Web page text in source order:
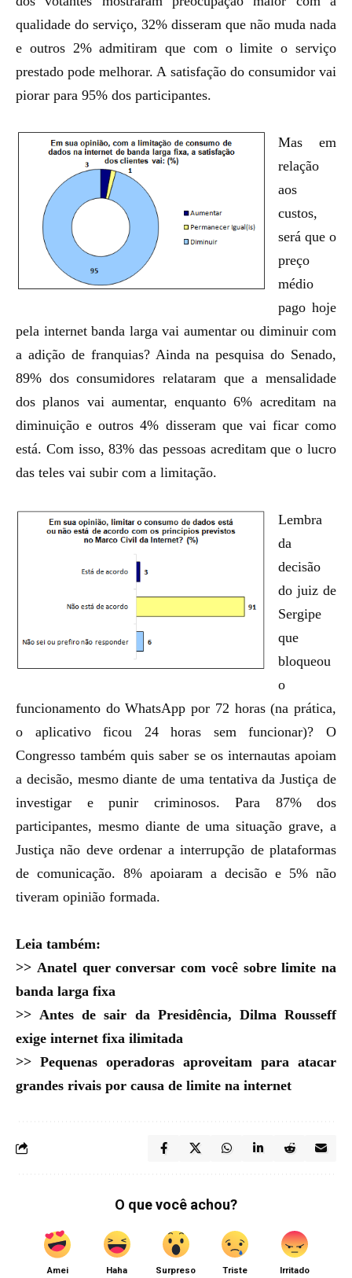
qualidade do serviço, 32% disseram que não muda nada
e outros 2% admitiram que com o limite o serviço
prestado pode melhorar. A satisfação do consumidor vai
piorar para 95% dos participantes.
Mas em
relação
aos
custos,
será que o
preço
médio
pago hoje
pela internet banda larga vai aumentar ou diminuir com
a adição de franquias? Ainda na pesquisa do Senado,
89% dos consumidores relataram que a mensalidade
dos planos vai aumentar, enquanto 6% acreditam na
diminuição e outros 4% disseram que vai ficar como
está. Com isso, 83% das pessoas acreditam que o lucro
das teles vai subir com a limitação.
Lembra
da
decisão
do juiz de
Sergipe
que
bloqueou
o
funcionamento do WhatsApp por 72 horas (na prática,
o aplicativo ficou 24 horas sem funcionar)? O
Congresso também quis saber se os internautas apoiam
a decisão, mesmo diante de uma tentativa da Justiça de
investigar e punir criminosos. Para 87% dos
participantes, mesmo diante de uma situação grave, a
Justiça não deve ordenar a interrupção de plataformas
de comunicação. 8% apoiaram a decisão e 5% não
tiveram opinião formada.
Leia também:
>> Anatel quer conversar com você sobre limite na
banda larga fixa
>> Antes de sair da Presidência, Dilma Rousseff
exige internet fixa ilimitada
>> Pequenas operadoras aproveitam para atacar
grandes rivais por causa de limite na internet
O que você achou?
Amei Haha Surpreso Triste Irritado